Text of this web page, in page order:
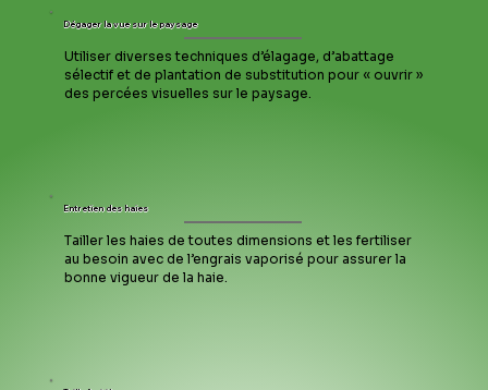
Dégager la vue sur le paysage
Utiliser diverses techniques d’élagage, d’abattage
sélectif et de plantation de substitution pour « ouvrir »
des percées visuelles sur le paysage.
Entretien des haies
Tailler les haies de toutes dimensions et les fertiliser
au besoin avec de l’engrais vaporisé pour assurer la
bonne vigueur de la haie.